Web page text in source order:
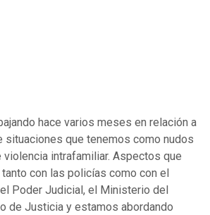
hace varios meses en relación a
situaciones que tenemos como nudos
intrafamiliar. Aspectos que
con las policías como con el
Poder Judicial, el Ministerio del
de Justicia y estamos abordando